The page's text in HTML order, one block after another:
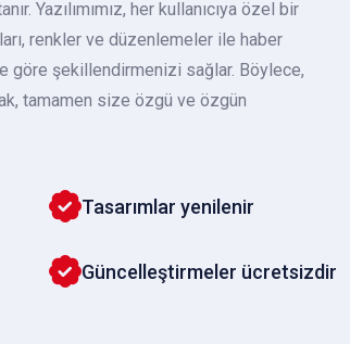
Yazılımımız, her kullanıcıya özel bir
renkler ve düzenlemeler ile haber
göre şekillendirmenizi sağlar. Böylece,
tamamen size özgü ve özgün
Tasarımlar yenilenir
Güncelleştirmeler ücretsizdir